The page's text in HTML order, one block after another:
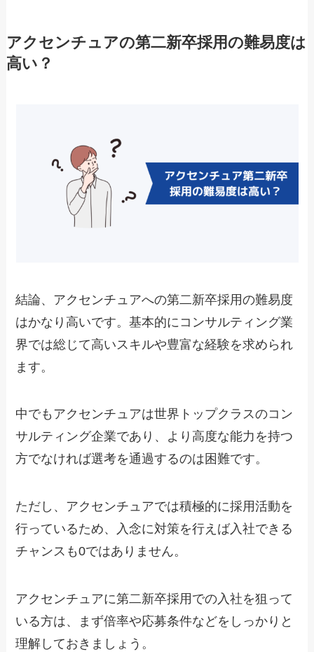
アクセンチュアの第二新卒採用の難易度は
高い？
結論、アクセンチュアへの第二新卒採用の難易度
はかなり高いです。基本的にコンサルティング業
界では総じて高いスキルや豊富な経験を求められ
ます。
中でもアクセンチュアは世界トップクラスのコン
サルティング企業であり、より高度な能力を持つ
方でなければ選考を通過するのは困難です。
ただし、アクセンチュアでは積極的に採用活動を
行っているため、入念に対策を行えば入社できる
チャンスも0ではありません。
アクセンチュアに第二新卒採用での入社を狙って
いる方は、まず倍率や応募条件などをしっかりと
理解しておきましょう。